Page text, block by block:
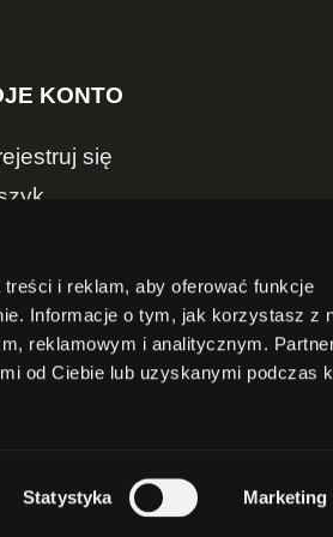
i reklam, aby oferować funkcje
Informacje o tym, jak korzystasz z
reklamowym i analitycznym.
od Ciebie lub uzyskanymi podczas
Statystyka Marketing
KONTO
się
bez zezwolenia